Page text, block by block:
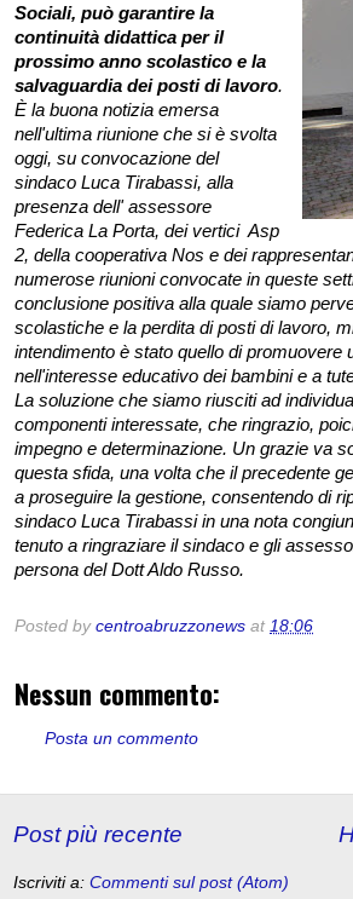
Sociali, può garantire la
continuità didattica per il
prossimo anno scolastico e la
salvaguardia dei posti di lavoro.
È la buona notizia emersa
nell'ultima riunione che si è svolta
oggi, su convocazione del
sindaco Luca Tirabassi, alla
presenza dell' assessore
Federica La Porta, dei vertici Asp
2, della cooperativa Nos e dei
numerose riunioni convocate in queste
conclusione positiva alla quale siamo
scolastiche e la perdita di posti di lavoro,
intendimento è stato quello di
nell'interesse educativo dei bambini e a
La soluzione che siamo riusciti ad
componenti interessate, che ringrazio,
impegno e determinazione. Un grazie va
questa sfida, una volta che il precedente
a proseguire la gestione, consentendo di
sindaco Luca Tirabassi in una nota
tenuto a ringraziare il sindaco e gli
persona del Dott Aldo Russo.
Posted by centroabruzzonews at 18:06
Nessun commento:
Posta un commento
Post più recente
Iscriviti a: Commenti sul post (Atom)